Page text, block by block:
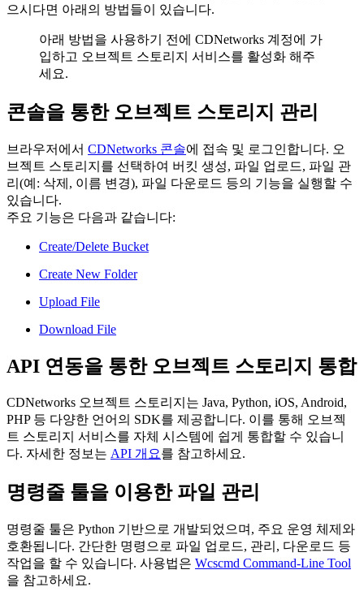
으시다면 아래의 방법들이 있습니다.
아래 방법을 사용하기 전에 CDNetworks 계정에 가
입하고 오브젝트 스토리지 서비스를 활성화 해주
세요.
콘솔을 통한 오브젝트 스토리지 관리
브라우저에서 CDNetworks 콘솔에 접속 및 로그인합니다. 오
브젝트 스토리지를 선택하여 버킷 생성, 파일 업로드, 파일 관
리(예: 삭제, 이름 변경), 파일 다운로드 등의 기능을 실행할 수
있습니다.
주요 기능은 다음과 같습니다:
Create/Delete Bucket
Create New Folder
Upload File
Download File
API 연동을 통한 오브젝트 스토리지 통합
CDNetworks 오브젝트 스토리지는 Java, Python, iOS, Android,
PHP 등 다양한 언어의 SDK를 제공합니다. 이를 통해 오브젝
트 스토리지 서비스를 자체 시스템에 쉽게 통합할 수 있습니
다. 자세한 정보는 API 개요를 참고하세요.
명령줄 툴을 이용한 파일 관리
명령줄 툴은 Python 기반으로 개발되었으며, 주요 운영 체제와
호환됩니다. 간단한 명령으로 파일 업로드, 관리, 다운로드 등
작업을 할 수 있습니다. 사용법은 Wcscmd Command-Line Tool
을 참고하세요.